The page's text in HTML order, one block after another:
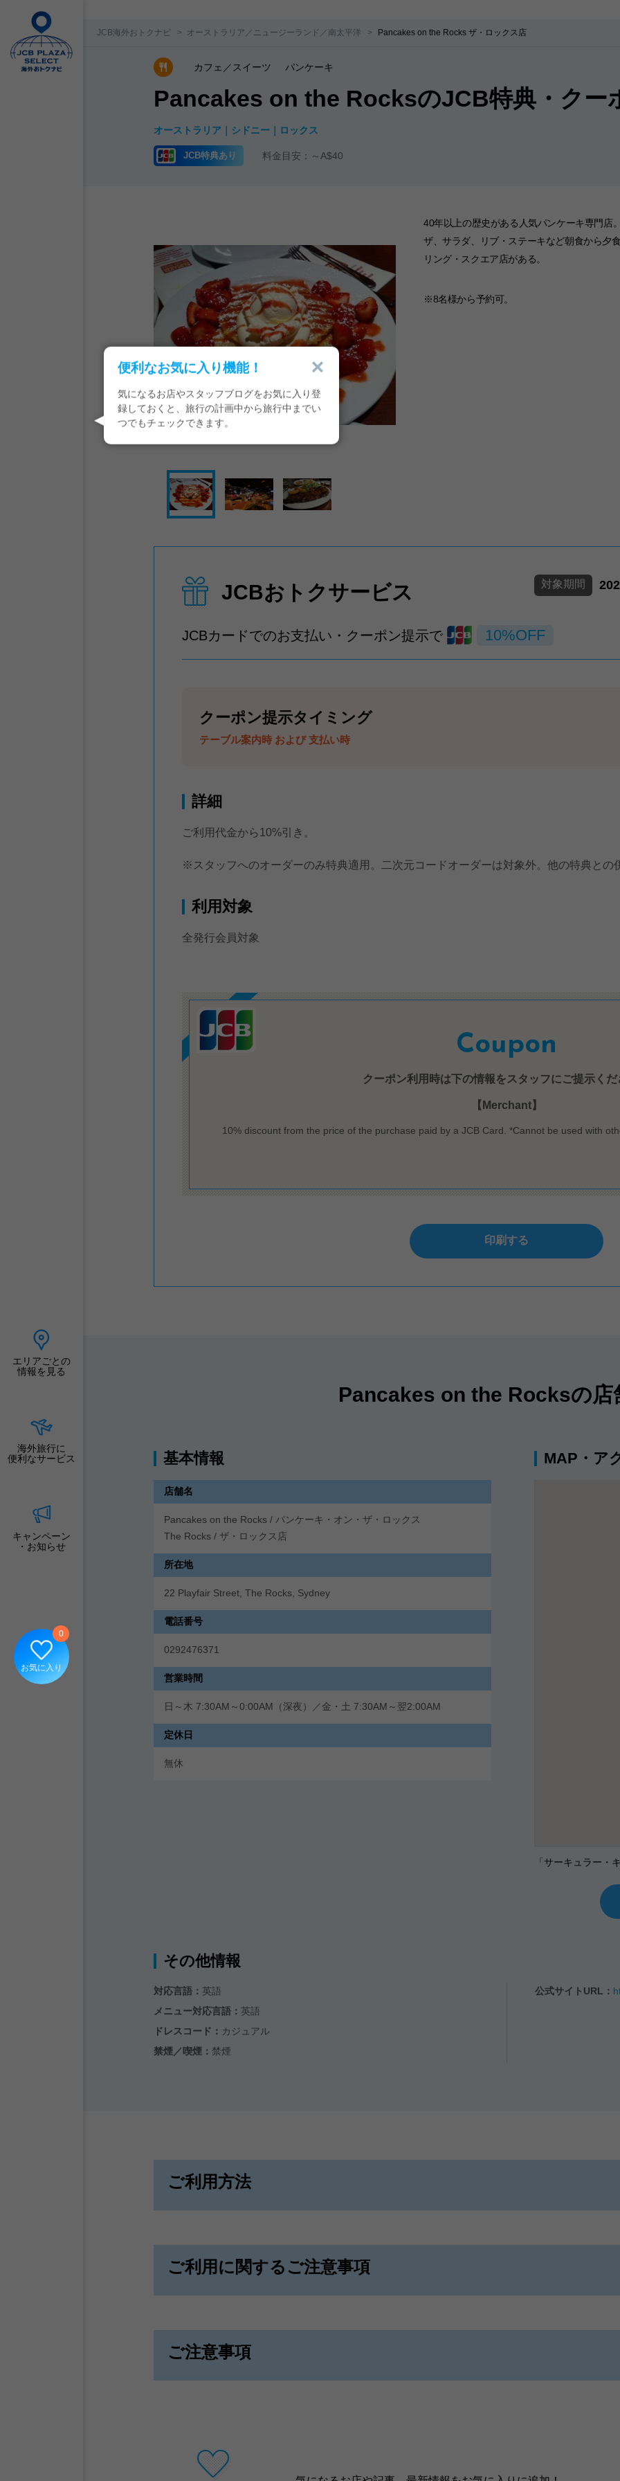
エリアごとの
情報を見る
海外旅行に
便利なサービス
キャンペーン
・お知らせ
お気に入り
0
便利なお気に入り機能！
気になるお店やスタッフブログをお気に入り登
録しておくと、旅行の計画中から旅行中までい
つでもチェックできます。
JCB海外おトクナビ オーストラリア／ニュージーランド／南太平洋 Pancakes on the Rocks ザ・ロックス店
カフェ／スイーツ パンケーキ
Pancakes on the RocksのJCB特典・クー
オーストラリア シドニー ロックス
JCB特典あり 料金目安：～A$40
40年以上の歴史がある人気パンケーキ専門店
ザ、サラダ、リブ・ステーキなど朝食から夕
リング・スクエア店がある。
※8名様から予約可。
JCBおトクサービス 対象期間
JCBカードでのお支払い・クーポン提示で 10%OFF
クーポン提示タイミング
テーブル案内時 および 支払い時
詳細
ご利用代金から10%引き。
※スタッフへのオーダーのみ特典適用。二次元コードオーダーは対象外。他の特典との
利用対象
全発行会員対象
Coupon
クーポン利用時は下の情報をスタッフにご提示くだ
【Merchant】
10% discount from the price of the purchase paid by a JCB Card. *Cannot be used with
印刷する
Pancakes on the Rocksの店
基本情報
店舗名
Pancakes on the Rocks / パンケーキ・オン・ザ・ロックス
The Rocks / ザ・ロックス店
所在地
22 Playfair Street, The Rocks, Sydney
電話番号
0292476371
営業時間
日～木 7:30AM～0:00AM（深夜）／金・土 7:30AM～翌2:00AM
定休日
無休
MAP・ア
「サーキュラー・
その他情報
対応言語： 英語
メニュー対応言語： 英語
ドレスコード： カジュアル
禁煙／喫煙： 禁煙
公式サイトURL：
ご利用方法
ご利用に関するご注意事項
ご注意事項